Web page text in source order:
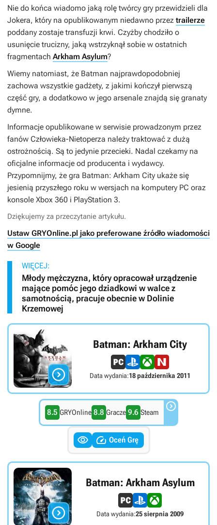
Nie do końca wiadomo jaką rolę twórcy gry przewidzieli dla
Jokera, który na opublikowanym niedawno przez trailerze
poddany zostaje transfuzji krwi. Czyżby chodziło o
usunięcie trucizny, jaką wstrzyknął sobie w ostatnich
fragmentach Arkham Asylum?
Wiemy natomiast, że Batman najprawdopodobniej
zachowa wszystkie gadżety, z jakimi kończył pierwszą
część gry, a dodatkowo w jego arsenale znajdą się granaty
dymne.
Informacje opublikowane w serwisie prowadzonym przez
fanów Człowieka-Nietoperza należy traktować z dużą
ostrożnością. Są to jedynie przecieki. Nadal czekamy na
oficjalne informacje od producenta i wydawcy.
Przypomnijmy, że gra Batman: Arkham City ukaże się
jesienią przyszłego roku w wersjach na komputery PC oraz
konsole Xbox 360 i PlayStation 3.
Dziękujemy za przeczytanie artykułu.
Ustaw GRYOnline.pl jako preferowane źródło wiadomości
w Google
WIĘCEJ:
Młody mężczyzna, który opracował urządzenie
mające pomóc jego dziadkowi w walce z
samotnością, pracuje obecnie w Dolinie
Krzemowej

Batman: Arkham City
Data wydania:18 października 2011
8.5 GRYOnline 8.8 Gracze 9.6 Steam 
  Oceń Grę

Batman: Arkham Asylum
Data wydania:25 sierpnia 2009